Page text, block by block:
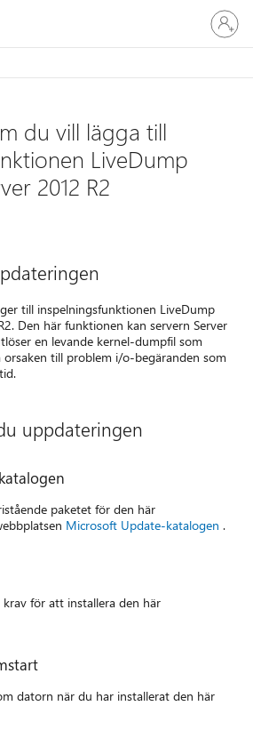
Logga
in
på
konto
du vill lägga till
LiveDump
2012 R2
till inspelningsfunktionen LiveDump
Den här funktionen kan servern Server
en levande kernel-dumpfil som
till problem i/o-begäranden som
uppdateringen
paketet för den här
Microsoft Update-katalogen .
för att installera den här
datorn när du har installerat den här